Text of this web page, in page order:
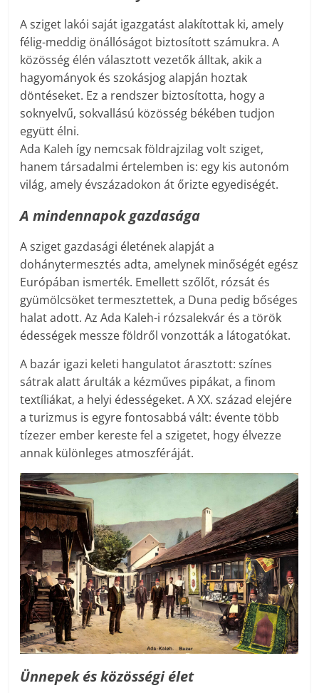
A sziget lakói saját igazgatást alakítottak ki, amely
félig-meddig önállóságot biztosított számukra. A
közösség élén választott vezetők álltak, akik a
hagyományok és szokásjog alapján hoztak
döntéseket. Ez a rendszer biztosította, hogy a
soknyelvű, sokvallású közösség békében tudjon
együtt élni.
Ada Kaleh így nemcsak földrajzilag volt sziget,
hanem társadalmi értelemben is: egy kis autonóm
világ, amely évszázadokon át őrizte egyediségét.
A mindennapok gazdasága
A sziget gazdasági életének alapját a
dohánytermesztés adta, amelynek minőségét egész
Európában ismerték. Emellett szőlőt, rózsát és
gyümölcsöket termesztettek, a Duna pedig bőséges
halat adott. Az Ada Kaleh-i rózsalekvár és a török
édességek messze földről vonzották a látogatókat.
A bazár igazi keleti hangulatot árasztott: színes
sátrak alatt árulták a kézműves pipákat, a finom
textíliákat, a helyi édességeket. A XX. század elejére
a turizmus is egyre fontosabbá vált: évente több
tízezer ember kereste fel a szigetet, hogy élvezze
annak különleges atmoszféráját.
Ünnepek és közösségi élet